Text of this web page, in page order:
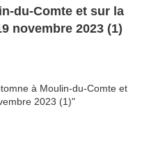
du-Comte et sur la
novembre 2023 (1)